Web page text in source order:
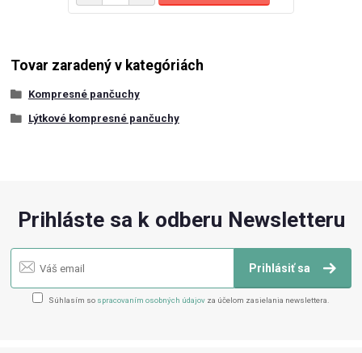
Tovar zaradený v kategóriách
Kompresné pančuchy
Lýtkové kompresné pančuchy
Prihláste sa k odberu Newsletteru
Prihlásiť sa
Súhlasím so spracovaním osobných údajov za účelom zasielania newslettera.